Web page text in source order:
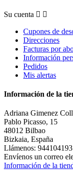
Su cuenta  
Cupones de
Direcciones
Facturas por
Información
Pedidos
Mis alertas
Información de la
Adriana Gimenez
Pablo Picasso, 15
48012 Bilbao
Bizkaia, España
Llámenos: 944104193
Envíenos un correo
Información de la